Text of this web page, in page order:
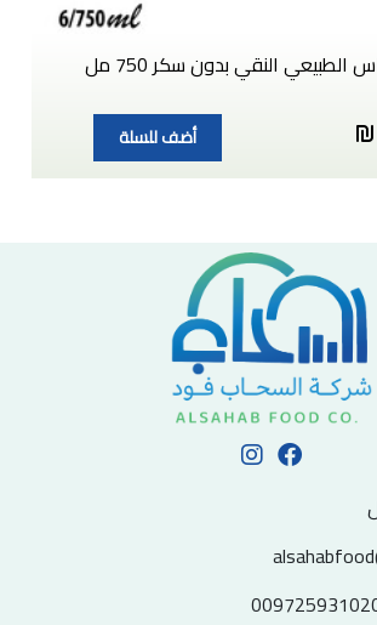
الطبيعي النقي بدون سكر 750 مل
أضف للسلة